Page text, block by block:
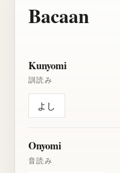
Bacaan
Kunyomi
訓読み
よし
Onyomi
音読み